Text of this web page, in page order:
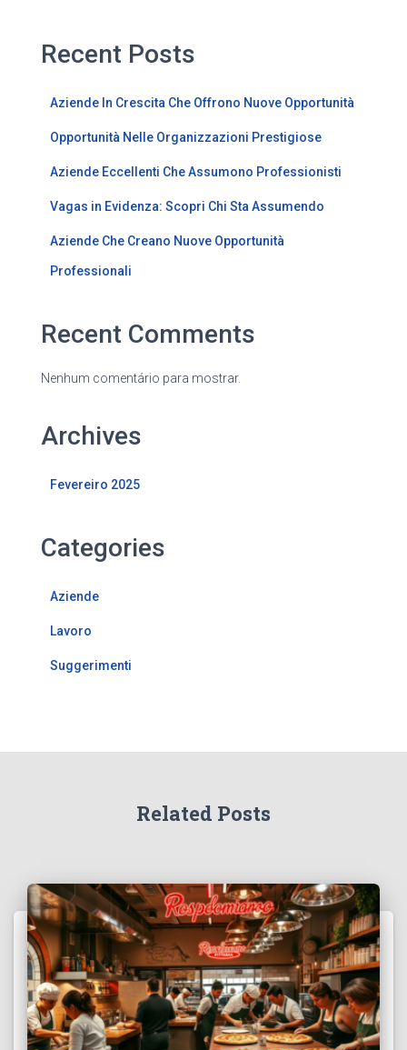
Recent Posts
Aziende In Crescita Che Offrono Nuove Opportunità
Opportunità Nelle Organizzazioni Prestigiose
Aziende Eccellenti Che Assumono Professionisti
Vagas in Evidenza: Scopri Chi Sta Assumendo
Aziende Che Creano Nuove Opportunità
Professionali
Recent Comments
Nenhum comentário para mostrar.
Archives
Fevereiro 2025
Categories
Aziende
Lavoro
Suggerimenti
Related Posts